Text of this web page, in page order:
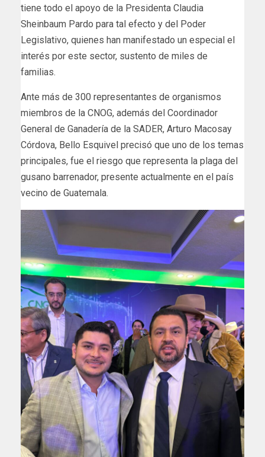
tiene todo el apoyo de la Presidenta Claudia
Sheinbaum Pardo para tal efecto y del Poder
Legislativo, quienes han manifestado un especial el
interés por este sector, sustento de miles de
familias.
Ante más de 300 representantes de organismos
miembros de la CNOG, además del Coordinador
General de Ganadería de la SADER, Arturo Macosay
Córdova, Bello Esquivel precisó que uno de los temas
principales, fue el riesgo que representa la plaga del
gusano barrenador, presente actualmente en el país
vecino de Guatemala.